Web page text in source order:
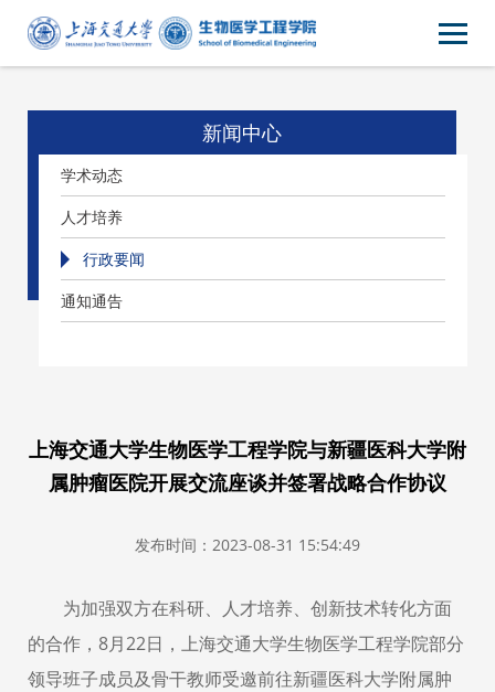
新闻中心
学术动态
人才培养
行政要闻
通知通告
上海交通大学生物医学工程学院与新疆医科大学附
属肿瘤医院开展交流座谈并签署战略合作协议
发布时间：2023-08-31 15:54:49
为加强双方在科研、人才培养、创新技术转化方面
的合作，8月22日，上海交通大学生物医学工程学院部分
领导班子成员及骨干教师受邀前往新疆医科大学附属肿